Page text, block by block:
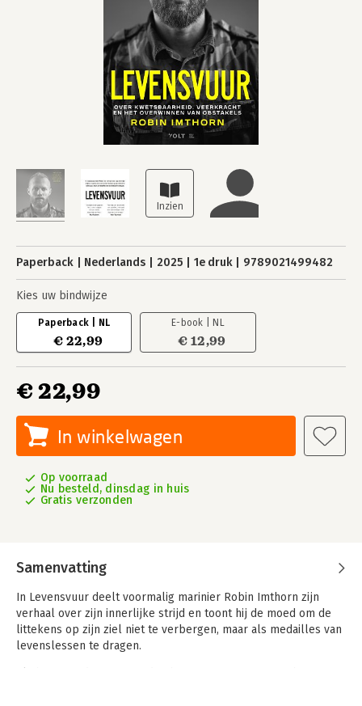
Paperback Nederlands 2025 1e druk 9789021499482
Kies uw bindwijze
Paperback | NL
€ 22,99
E-book | NL
€ 12,99
€ 22,99
In winkelwagen
Op voorraad
Nu besteld, dinsdag in huis
Gratis verzonden
Samenvatting
In Levensvuur deelt voormalig marinier Robin Imthorn zijn
verhaal over zijn innerlijke strijd en toont hij de moed om de
littekens op zijn ziel niet te verbergen, maar als medailles van
levenslessen te dragen.